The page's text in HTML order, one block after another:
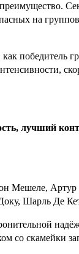
на
победитель
лучший
Мешеле,
Шарль Де
со скамейки